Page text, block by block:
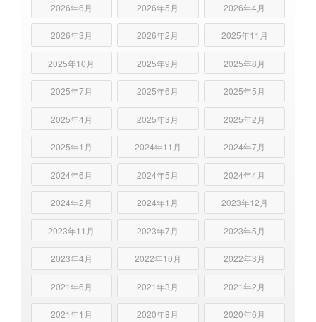
2026年6月 2026年5月 2026年4月
2026年3月 2026年2月 2025年11月
2025年10月 2025年9月 2025年8月
2025年7月 2025年6月 2025年5月
2025年4月 2025年3月 2025年2月
2025年1月 2024年11月 2024年7月
2024年6月 2024年5月 2024年4月
2024年2月 2024年1月 2023年12月
2023年11月 2023年7月 2023年5月
2023年4月 2022年10月 2022年3月
2021年6月 2021年3月 2021年2月
2021年1月 2020年8月 2020年6月